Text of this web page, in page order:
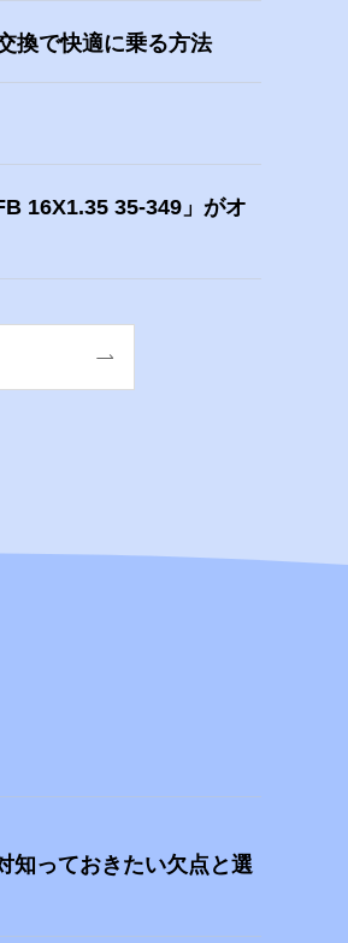
換で快適に乗る方法
16X1.35 35-349」がオ
知っておきたい欠点と選